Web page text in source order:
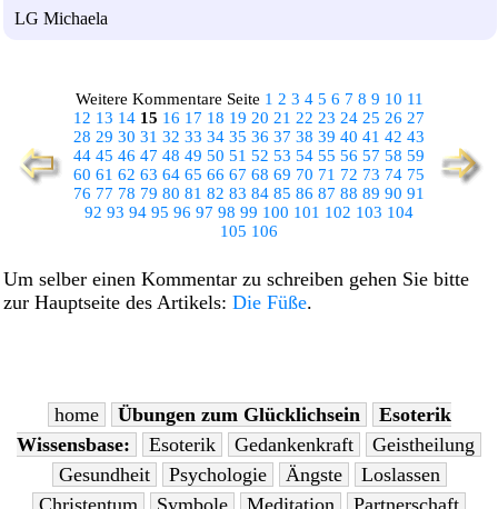
LG Michaela
Weitere Kommentare Seite 1 2 3 4 5 6 7 8 9 10 11
12 13 14 15 16 17 18 19 20 21 22 23 24 25 26 27
28 29 30 31 32 33 34 35 36 37 38 39 40 41 42 43
44 45 46 47 48 49 50 51 52 53 54 55 56 57 58 59
60 61 62 63 64 65 66 67 68 69 70 71 72 73 74 75
76 77 78 79 80 81 82 83 84 85 86 87 88 89 90 91
92 93 94 95 96 97 98 99 100 101 102 103 104
105 106
Um selber einen Kommentar zu schreiben gehen Sie bitte
zur Hauptseite des Artikels: Die Füße.
home Übungen zum Glücklichsein
Esoterik
Wissensbase:
Esoterik Gedankenkraft
Geistheilung
Gesundheit
Psychologie Ängste
Loslassen
Christentum
Symbole Meditation Partnerschaft